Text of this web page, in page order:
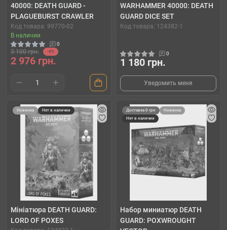
40000: DEATH GUARD -
PLAGUEBURST CRAWLER
Код товара: 99770-02
В наличии
0
3 100 грн. -4%
2 976 грн.
WARHAMMER 40000: DEATH
GUARD DICE SET
Код товара: 124382-1
0
1 180 грн.
Уведомить меня
Новинка Нет в наличии
Мініатюра DEATH GUARD:
LORD OF POXES
Доставка 0 грн
Новинка
Нет в наличии
Набор миниатюр DEATH
GUARD: POXWROUGHT